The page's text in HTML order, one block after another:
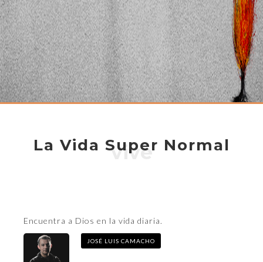
La Vida Super Normal
vive
Encuentra a Dios en la vida diaria.
JOSÉ LUIS CAMACHO